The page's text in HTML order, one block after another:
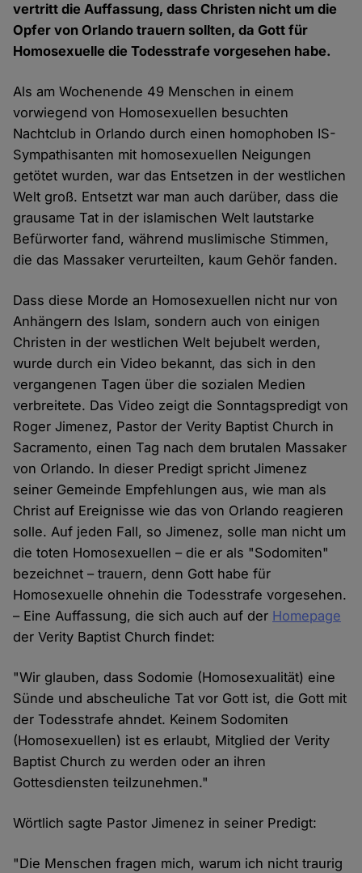
vertritt die Auffassung, dass Christen nicht um die
Opfer von Orlando trauern sollten, da Gott für
Homosexuelle die Todesstrafe vorgesehen habe.
Als am Wochenende 49 Menschen in einem
vorwiegend von Homosexuellen besuchten
Nachtclub in Orlando durch einen homophoben IS-
Sympathisanten mit homosexuellen Neigungen
getötet wurden, war das Entsetzen in der westlichen
Welt groß. Entsetzt war man auch darüber, dass die
grausame Tat in der islamischen Welt lautstarke
Befürworter fand, während muslimische Stimmen,
die das Massaker verurteilten, kaum Gehör fanden.
Dass diese Morde an Homosexuellen nicht nur von
Anhängern des Islam, sondern auch von einigen
Christen in der westlichen Welt bejubelt werden,
wurde durch ein Video bekannt, das sich in den
vergangenen Tagen über die sozialen Medien
verbreitete. Das Video zeigt die Sonntagspredigt von
Roger Jimenez, Pastor der Verity Baptist Church in
Sacramento, einen Tag nach dem brutalen Massaker
von Orlando. In dieser Predigt spricht Jimenez
seiner Gemeinde Empfehlungen aus, wie man als
Christ auf Ereignisse wie das von Orlando reagieren
solle. Auf jeden Fall, so Jimenez, solle man nicht um
die toten Homosexuellen – die er als "Sodomiten"
bezeichnet – trauern, denn Gott habe für
Homosexuelle ohnehin die Todesstrafe vorgesehen.
– Eine Auffassung, die sich auch auf der Homepage
der Verity Baptist Church findet:
"Wir glauben, dass Sodomie (Homosexualität) eine
Sünde und abscheuliche Tat vor Gott ist, die Gott mit
der Todesstrafe ahndet. Keinem Sodomiten
(Homosexuellen) ist es erlaubt, Mitglied der Verity
Baptist Church zu werden oder an ihren
Gottesdiensten teilzunehmen."
Wörtlich sagte Pastor Jimenez in seiner Predigt:
"Die Menschen fragen mich, warum ich nicht traurig